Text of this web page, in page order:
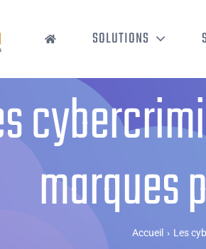
SOLUTIONS
marques
Accueil › Les